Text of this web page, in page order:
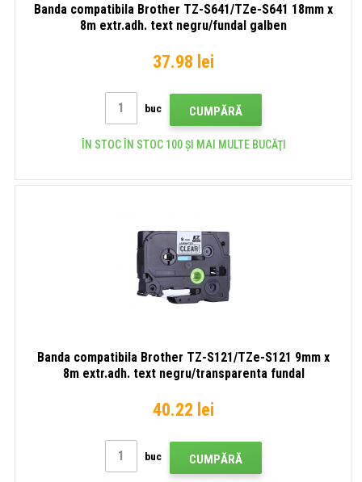
Banda compatibila Brother TZ-S641/TZe-S641 18mm x
8m extr.adh. text negru/fundal galben
37.98 lei
buc CUMPĂRĂ
ÎN STOC ÎN STOC 100 ȘI MAI MULTE BUCĂŢI
Banda compatibila Brother TZ-S121/TZe-S121 9mm x
8m extr.adh. text negru/transparenta fundal
40.22 lei
buc CUMPĂRĂ